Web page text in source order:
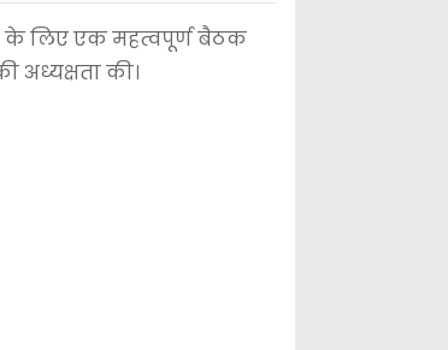
के लिए एक महत्वपूर्ण बैठक
अध्यक्षता की।